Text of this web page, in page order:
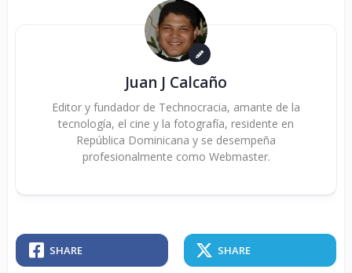
Juan J Calcaño
Editor y fundador de Technocracia, amante de la
tecnología, el cine y la fotografía, residente en
República Dominicana y se desempeña
profesionalmente como Webmaster.
SHARE SHARE